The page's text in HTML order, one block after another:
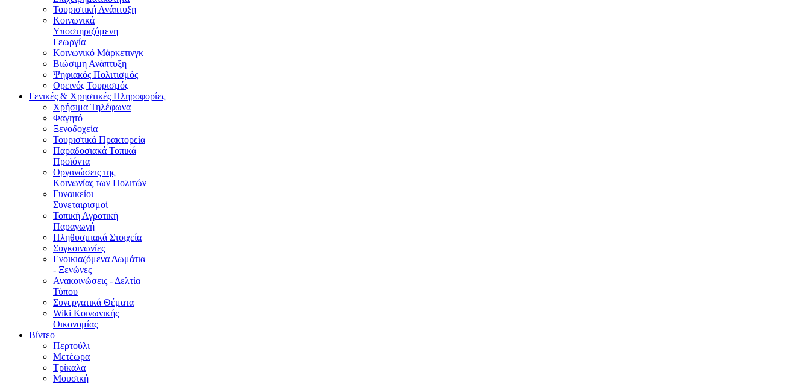
Τουριστική Ανάπτυξη
Κοινωνικά
Υποστηριζόμενη
Γεωργία
Κοινωνικό Μάρκετινγκ
Βιώσιμη Ανάπτυξη
Ψηφιακός Πολιτισμός
Ορεινός Τουρισμός
Γενικές & Χρηστικές Πληροφορίες
Χρήσιμα Τηλέφωνα
Φαγητό
Ξενοδοχεία
Τουριστικά Πρακτορεία
Παραδοσιακά Τοπικά
Προϊόντα
Οργανώσεις της
Κοινωνίας των Πολιτών
Γυναικείοι
Συνεταιρισμοί
Τοπική Αγροτική
Παραγωγή
Πληθυσμιακά Στοιχεία
Συγκοινωνίες
Ενοικιαζόμενα Δωμάτια
- Ξενώνες
Ανακοινώσεις - Δελτία
Τύπου
Συνεργατικά Θέματα
Wiki Κοινωνικής
Οικονομίας
Βίντεο
Περτούλι
Μετέωρα
Τρίκαλα
Μουσική